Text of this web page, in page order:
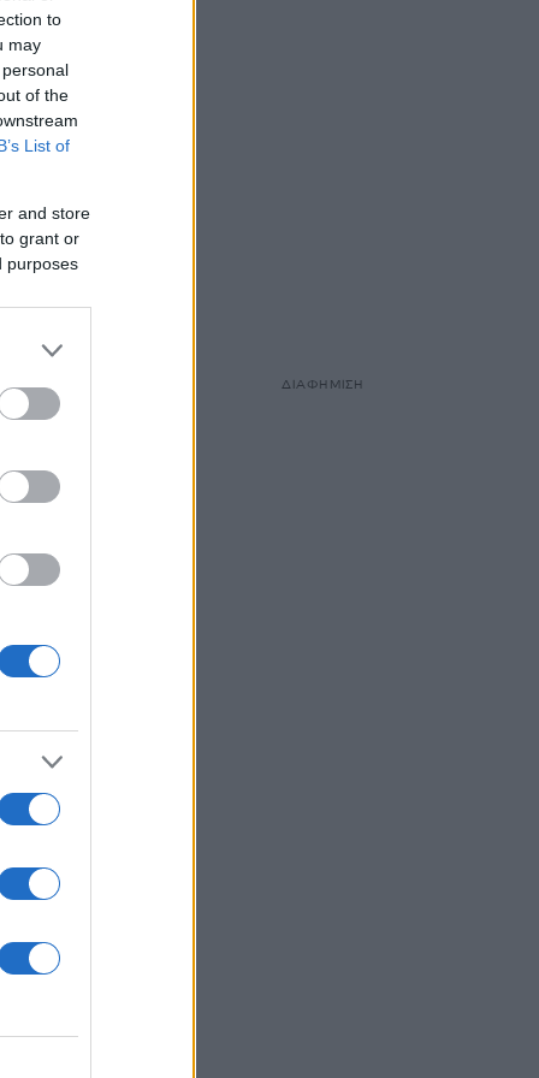
to
may
of the
List of
and store
grant or
purposes
ΔΙΑΦΗΜΙΣΗ